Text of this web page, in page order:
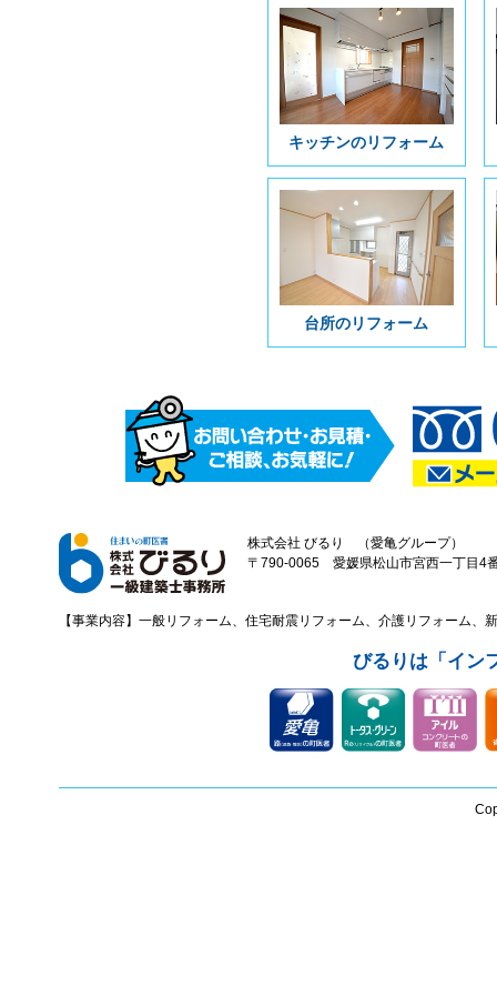
キッチンのリフォーム
台所のリフォーム
株式会社 びるり （愛亀グループ）
〒790-0065 愛媛県松山市宮西一丁
【事業内容】一般リフォーム、住宅耐震リフォーム、介護リフォーム
びるりは「イン